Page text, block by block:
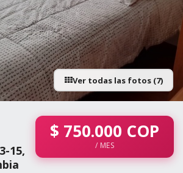
Ver todas las fotos (7)
15,
$ 750.000 COP
/ MES